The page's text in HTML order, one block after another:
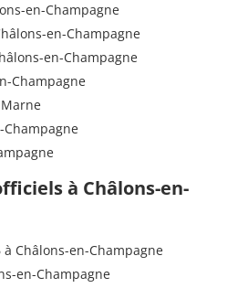
en-Champagne
en-Champagne
en-Champagne
Champagne
Champagne
à Châlons-en-
Châlons-en-Champagne
en-Champagne